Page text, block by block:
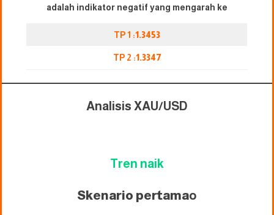
adalah indikator negatif yang mengarah ke
TP 1 :1.3453
TP 2 :1.3347
Analisis XAU/USD
Tren naik
Skenario pertamao